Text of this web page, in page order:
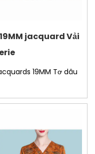
jacquard Vải
19MM Tơ dâu